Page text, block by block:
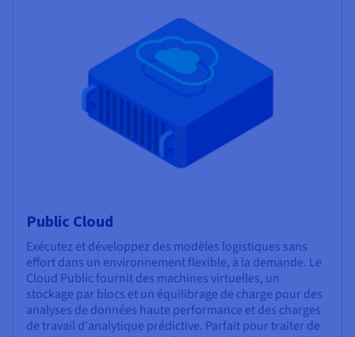
Public Cloud
Exécutez et développez des modèles logistiques sans
effort dans un environnement flexible, à la demande. Le
Cloud Public fournit des machines virtuelles, un
stockage par blocs et un équilibrage de charge pour des
analyses de données haute performance et des charges
de travail d'analytique prédictive. Parfait pour traiter de